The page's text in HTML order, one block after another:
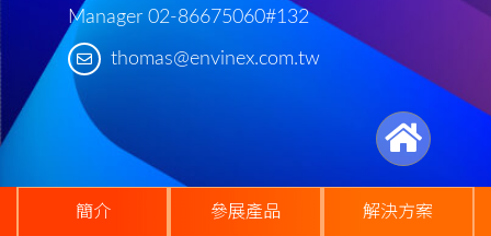
Manager 02-86675060#132
thomas@envinex.com.tw
簡介 參展產品 解決方案